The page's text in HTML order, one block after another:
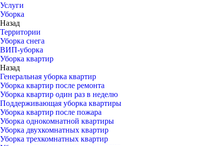
Услуги
Уборка
Назад
Территории
Уборка снега
ВИП-уборка
Уборка квартир
Назад
Генеральная уборка квартир
Уборка квартир после ремонта
Уборка квартир один раз в неделю
Поддерживающая уборка квартиры
Уборка квартир после пожара
Уборка однокомнатной квартиры
Уборка двухкомнатных квартир
Уборка трехкомнатных квартир